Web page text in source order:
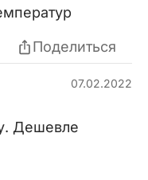
Поделиться
07.02.2022
Дешевле